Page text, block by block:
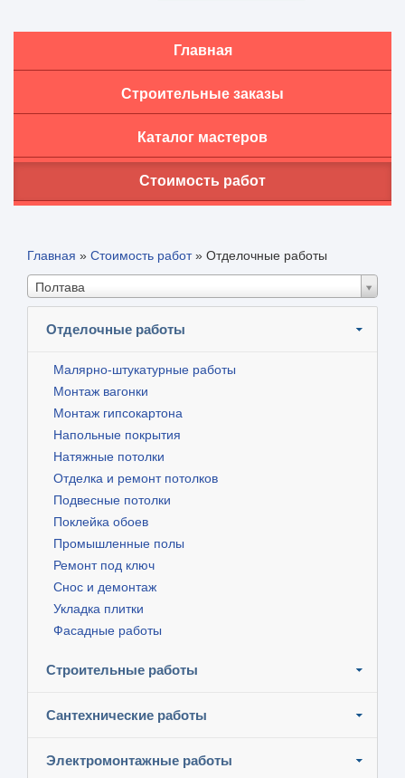
Главная
Строительные заказы
Каталог мастеров
Стоимость работ
Главная » Стоимость работ» Отделочные работы
Полтава
Отделочные работы
Малярно-штукатурные работы
Монтаж вагонки
Монтаж гипсокартона
Напольные покрытия
Натяжные потолки
Отделка и ремонт потолков
Подвесные потолки
Поклейка обоев
Промышленные полы
Ремонт под ключ
Снос и демонтаж
Укладка плитки
Фасадные работы
Строительные работы
Сантехнические работы
Электромонтажные работы